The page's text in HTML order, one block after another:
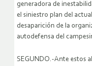
generadora de
el siniestro plan del
desaparición de la
autodefensa del
SEGUNDO.-Ante estos